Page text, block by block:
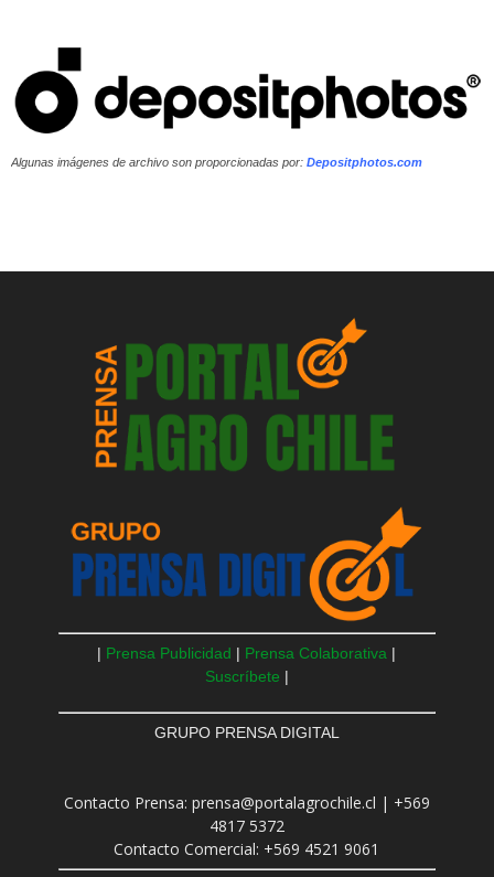
Algunas imágenes de archivo son proporcionadas por: Depositphotos.com
| Prensa Publicidad | Prensa Colaborativa |
Suscríbete |
GRUPO PRENSA DIGITAL
Contacto Prensa: prensa@portalagrochile.cl | +569
4817 5372
Contacto Comercial: +569 4521 9061